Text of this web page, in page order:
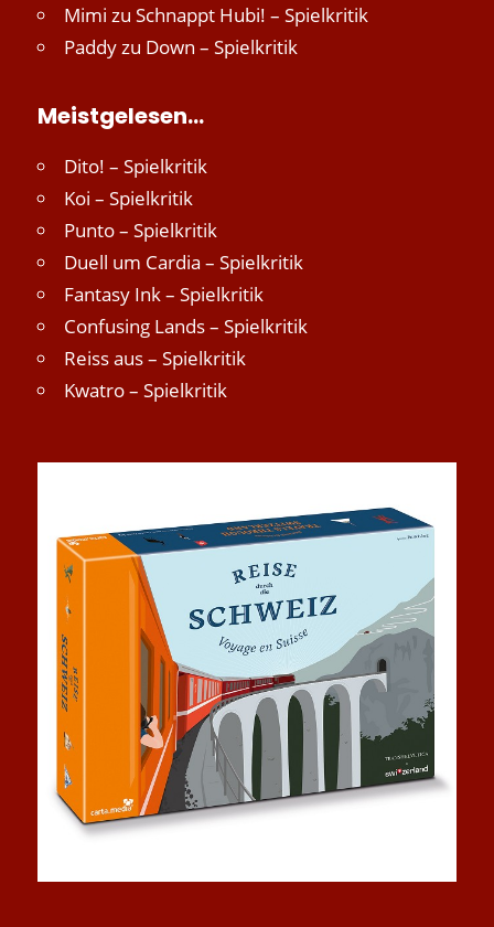
Mimi zu Schnappt Hubi! – Spielkritik
Paddy zu Down – Spielkritik
Meistgelesen…
Dito! – Spielkritik
Koi – Spielkritik
Punto – Spielkritik
Duell um Cardia – Spielkritik
Fantasy Ink – Spielkritik
Confusing Lands – Spielkritik
Reiss aus – Spielkritik
Kwatro – Spielkritik